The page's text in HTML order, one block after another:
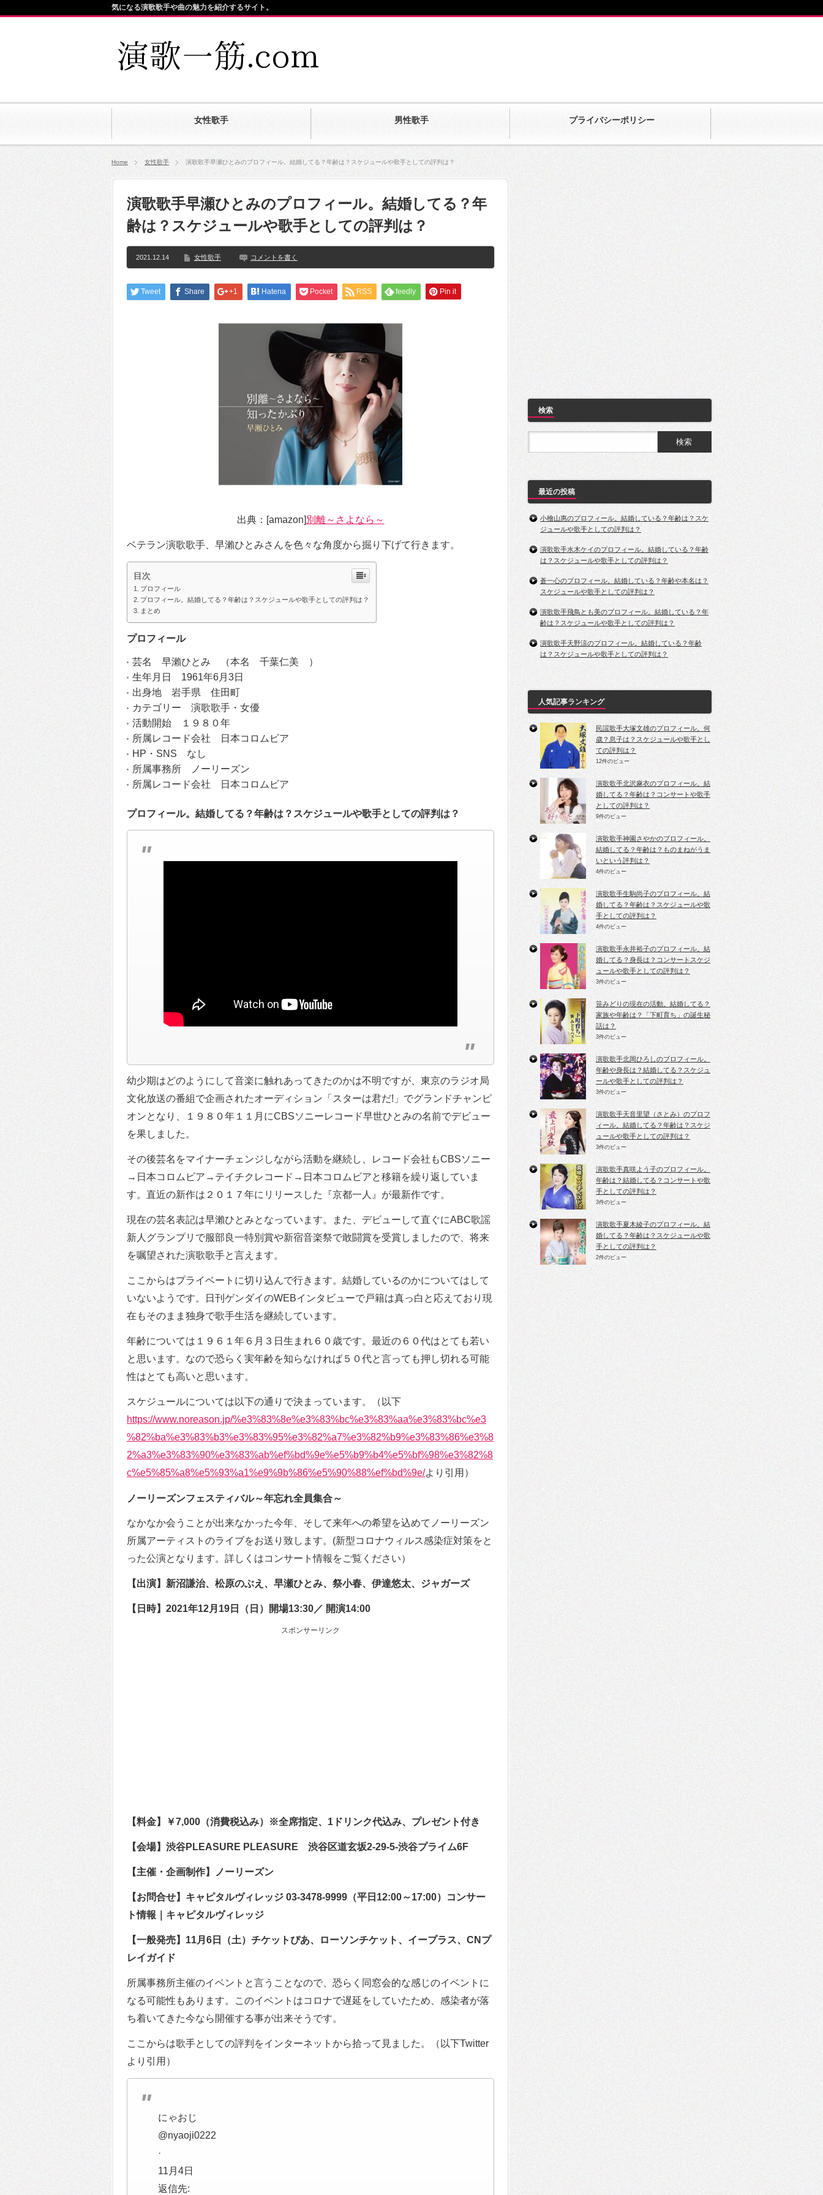
女性歌手 男性歌手 プライバシーポリシー
気になる演歌歌手や曲の魅力を紹介するサイト。
Home 女性歌手 演歌歌手早瀬ひとみのプロフィール。結婚してる？年齢は？スケジュールや歌手としての評判は？
演歌歌手早瀬ひとみのプロフィール。結婚してる？年
齢は？スケジュールや歌手としての評判は？
2021.12.14 女性歌手 コメントを書く
Tweet Share +1 Hatena Pocket RSS feedly Pin it
出典：[amazon] 別離～さよなら～
ベテラン演歌歌手、早瀨ひとみさんを色々な角度から掘り下げて行きます。
目次
プロフィール
プロフィール。結婚してる？年齢は？スケジュールや歌手としての評判は？
まとめ
プロフィール
芸名 早瀨ひとみ （本名 千葉仁美 ）
生年月日 1961年6月3日
出身地 岩手県 住田町
カテゴリー 演歌歌手・女優
活動開始 １９８０年
所属レコード会社 日本コロムビア
HP・SNS なし
所属事務所 ノーリーズン
所属レコード会社 日本コロムビア
プロフィール。結婚してる？年齢は？スケジュールや歌手としての評判は？
幼少期はどのようにして音楽に触れあってきたのかは不明ですが、東京のラジオ局
文化放送の番組で企画されたオーディション「スターは君だ!」でグランドチャンピ
オンとなり、１９８０年１１月にCBSソニーレコード早世ひとみの名前でデビュー
を果しました。
その後芸名をマイナーチェンジしながら活動を継続し、レコード会社もCBSソニー
→日本コロムビア→テイチクレコード→日本コロムビアと移籍を繰り返していま
す。直近の新作は２０１７年にリリースした『京都一人』が最新作です。
現在の芸名表記は早瀨ひとみとなっています。また、デビューして直ぐにABC歌謡
新人グランプリで服部良一特別賞や新宿音楽祭で敢闘賞を受賞しましたので、将来
を嘱望された演歌歌手と言えます。
ここからはプライベートに切り込んで行きます。結婚しているのかについてはして
いないようです。日刊ゲンダイのWEBインタビューで戸籍は真っ白と応えており現
在もそのまま独身で歌手生活を継続しています。
年齢については１９６１年６月３日生まれ６０歳です。最近の６０代はとても若い
と思います。なので恐らく実年齢を知らなければ５０代と言っても押し切れる可能
性はとても高いと思います。
スケジュールについては以下の通りで決まっています。（以下
https://www.noreason.jp/%e3%83%8e%e3%83%bc%e3%83%aa%e3%83%bc%e3
%82%ba%e3%83%b3%e3%83%95%e3%82%a7%e3%82%b9%e3%83%86%e3%8
2%a3%e3%83%90%e3%83%ab%ef%bd%9e%e5%b9%b4%e5%bf%98%e3%82%8
c%e5%85%a8%e5%93%a1%e9%9b%86%e5%90%88%ef%bd%9e/より引用）
ノーリーズンフェスティバル～年忘れ全員集合～
なかなか会うことが出来なかった今年、そして来年への希望を込めてノーリーズン
所属アーティストのライブをお送り致します。(新型コロナウィルス感染症対策をと
った公演となります。詳しくはコンサート情報をご覧ください）
【出演】新沼謙治、松原のぶえ、早瀬ひとみ、祭小春、伊達悠太、ジャガーズ
【日時】2021年12月19日（日）開場13:30／ 開演14:00
スポンサーリンク
【料金】￥7,000（消費税込み）※全席指定、1ドリンク代込み、プレゼント付き
【会場】渋谷PLEASURE PLEASURE 渋谷区道玄坂2-29-5-渋谷プライム6F
【主催・企画制作】ノーリーズン
【お問合せ】キャピタルヴィレッジ 03-3478-9999（平日12:00～17:00）コンサー
ト情報｜キャピタルヴィレッジ
【一般発売】11月6日（土）チケットぴあ、ローソンチケット、イープラス、CNプ
レイガイド
所属事務所主催のイベントと言うことなので、恐らく同窓会的な感じのイベントに
なる可能性もあります。このイベントはコロナで遅延をしていたため、感染者が落
ち着いてきた今なら開催する事が出来そうです。
ここからは歌手としての評判をインターネットから拾って見ました。（以下Twitter
より引用）
にゃおじ
@nyaoji0222
·
11月4日
返信先:
検索
最近の投稿
小檜山惠のプロフィール。結婚している？年齢は？スケ
ジュールや歌手としての評判は？
演歌歌手水木ケイのプロフィール。結婚している？年齢
は？スケジュールや歌手としての評判は？
蒼一心のプロフィール。結婚している？年齢や本名は？
スケジュールや歌手としての評判は？
演歌歌手飛鳥とも美のプロフィール。結婚している？年
齢は？スケジュールや歌手としての評判は？
演歌歌手天野涼のプロフィール。結婚している？年齢
は？スケジュールや歌手としての評判は？
人気記事ランキング
民謡歌手大塚文雄のプロフィール。何
歳？息子は？スケジュールや歌手とし
ての評判は？
12件のビュー
演歌歌手北沢麻衣のプロフィール。結
婚してる？年齢は？コンサートや歌手
としての評判は？
9件のビュー
演歌歌手神園さやかのプロフィール。
結婚してる？年齢は？ものまねがうま
いという評判は？
4件のビュー
演歌歌手生駒尚子のプロフィール。結
婚してる？年齢は？スケジュールや歌
手としての評判は？
4件のビュー
演歌歌手永井裕子のプロフィール。結
婚してる？身長は？コンサートスケジ
ュールや歌手としての評判は？
3件のビュー
笹みどりの現在の活動。結婚してる？
家族や年齢は？「下町育ち」の誕生秘
話は？
3件のビュー
演歌歌手北岡ひろしのプロフィール。
年齢や身長は？結婚してる？スケジュ
ールや歌手としての評判は？
3件のビュー
演歌歌手天音里望（さとみ）のプロフ
ィール。結婚してる？年齢は？スケジ
ュールや歌手としての評判は？
3件のビュー
演歌歌手真咲よう子のプロフィール。
年齢は？結婚してる？コンサートや歌
手としての評判は？
3件のビュー
演歌歌手夏木綾子のプロフィール。結
婚してる？年齢は？スケジュールや歌
手としての評判は？
2件のビュー